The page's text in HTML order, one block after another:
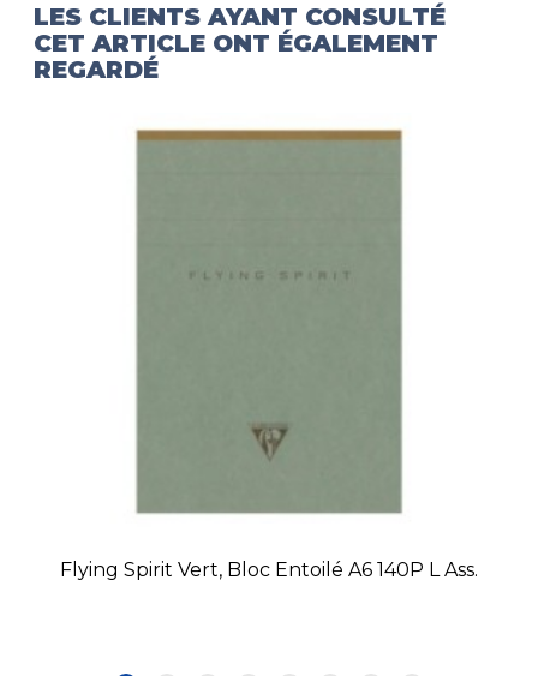
LES CLIENTS AYANT CONSULTÉ
CET ARTICLE ONT ÉGALEMENT
REGARDÉ
Flying Spirit Vert, Bloc Entoilé A6 140P L Ass.